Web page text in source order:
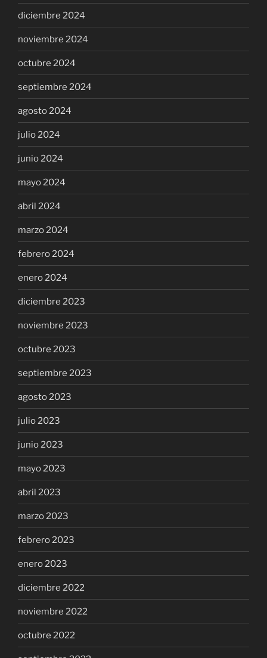
diciembre 2024
noviembre 2024
octubre 2024
septiembre 2024
agosto 2024
julio 2024
junio 2024
mayo 2024
abril 2024
marzo 2024
febrero 2024
enero 2024
diciembre 2023
noviembre 2023
octubre 2023
septiembre 2023
agosto 2023
julio 2023
junio 2023
mayo 2023
abril 2023
marzo 2023
febrero 2023
enero 2023
diciembre 2022
noviembre 2022
octubre 2022